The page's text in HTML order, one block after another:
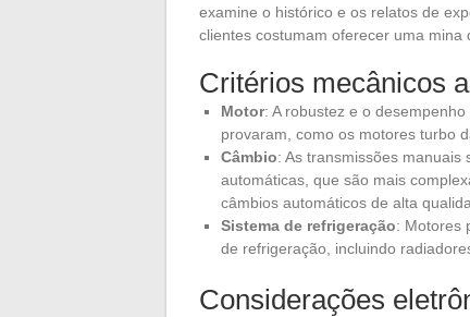
examine o histórico e os relatos de
clientes costumam oferecer uma mina
Critérios mecânicos
Motor: A robustez e o
provaram, como os motores turbo
Câmbio: As transmissões
automáticas, que são mais
câmbios automáticos de alta
Sistema de refrigeração: Motores
de refrigeração, incluindo
Considerações